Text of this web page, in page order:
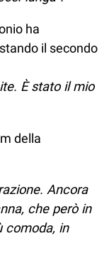
ha
il secondo
È stato il mio
della
Ancora
che però in
comoda, in